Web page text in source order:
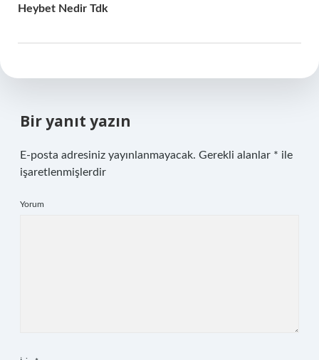
Heybet Nedir Tdk
Bir yanıt yazın
E-posta adresiniz yayınlanmayacak. Gerekli alanlar * ile
işaretlenmişlerdir
Yorum